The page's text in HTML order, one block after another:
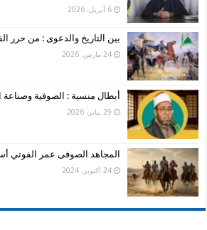
6 أبريل، 2026
بين التاريخ والدعوى : من حرر
24 مارس، 2026
أبطال منسية : الصوفية وصناعة
29 يناير، 2026
المجاهد الصوفى عمر الفوتي
24 أكتوبر، 2024